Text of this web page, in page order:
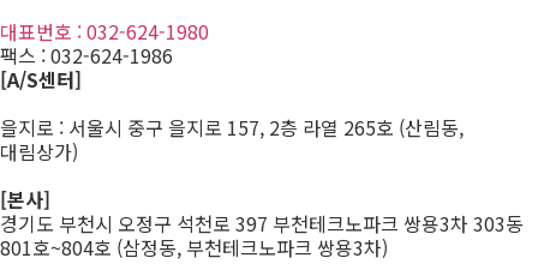
대표번호 : 032-624-1980
팩스 :032-624-1986
[A/S센터]
을지로 : 서울시 중구 을지로 157, 2층 라열 265호 (산림동,
대림상가)
[본사]
경기도 부천시 오정구 석천로 397 부천테크노파크 쌍용3차 303동
801호~804호 (삼정동, 부천테크노파크 쌍용3차)